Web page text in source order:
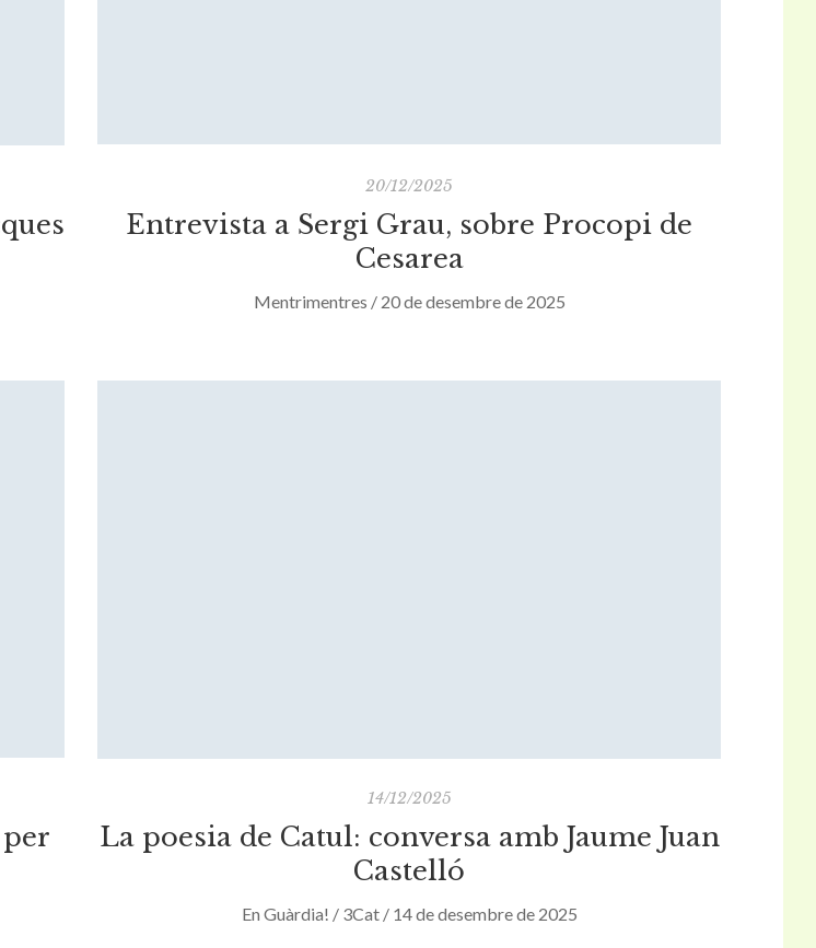
20/12/2025
Entrevista a Sergi Grau, sobre Procopi de
Cesarea
Mentrimentres / 20 de desembre de 2025
14/12/2025
La poesia de Catul: conversa amb Jaume Juan
Castelló
En Guàrdia! / 3Cat / 14 de desembre de 2025